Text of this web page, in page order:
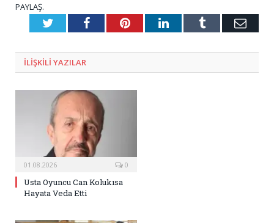
PAYLAŞ.
TwitterFacebookPinterestLinkedInTumblr E-
ILIŞKILI YAZILAR
01.08.2026 0
Usta Oyuncu Can Kolukısa
Hayata Veda Etti